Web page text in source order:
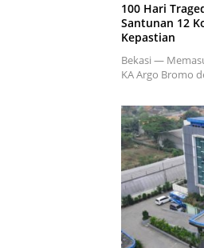
100 Hari
Santunan 12
Kepastian
Bekasi —
KA Argo Bromo